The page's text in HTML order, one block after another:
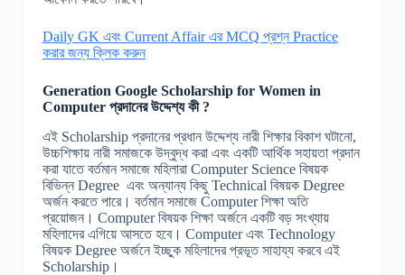
Daily GK এবং Current Affair এর MCQ প্রশ্ন Practice
করার জন্য ক্লিক করুন
Generation Google Scholarship for Women in
Computer প্রদানের উদ্দেশ্য কী?
এই Scholarship প্রদানের প্রধান উদ্দেশ্য নারী শিক্ষার বিকাশ ঘটানো,
উচ্চশিক্ষায় নারী সমাজকে উদ্বুদ্ধ করা এবং একটি আর্থিক সহায়তা প্রদান
করা যাতে বর্তমান সমাজে মহিলারা Computer Science বিষয়ক
বিভিন্ন Degree এবং অন্যান্য কিছু Technical বিষয়ক Degree
অর্জন করতে পারে। বর্তমান সমাজে Computer শিক্ষা অতি
প্রয়োজন। Computer বিষয়ক শিক্ষা অর্জনে একটি বড় সংখ্যায়
মহিলাদের এগিয়ে আসতে হবে। Computer এবং Technology
বিষয়ক Degree অর্জনে ইচ্ছুক মহিলাদের প্রভূত সাহায্য করবে এই
Scholarship।